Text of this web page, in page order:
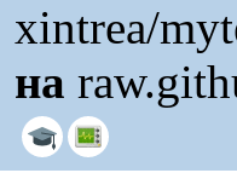
xintrea/
на